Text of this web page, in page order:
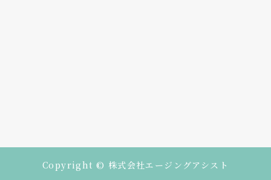
Copyright © 株式会社エージングアシスト